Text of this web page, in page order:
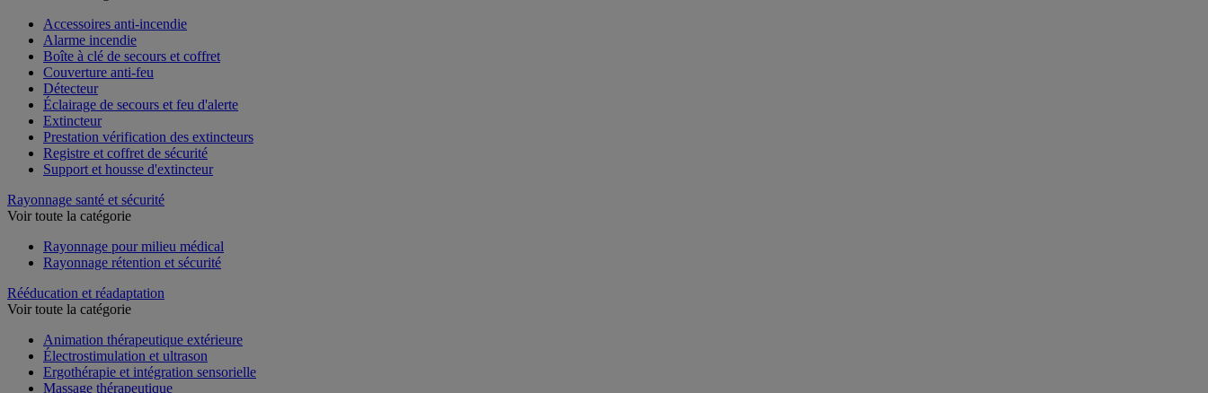
Accessoires anti-incendie
Alarme incendie
Boîte à clé de secours et coffret
Couverture anti-feu
Détecteur
Éclairage de secours et feu d'alerte
Extincteur
Prestation vérification des extincteurs
Registre et coffret de sécurité
Rayonnage santé et sécurité
Rayonnage pour milieu médical
Rééducation et réadaptation
Animation thérapeutique extérieure
Électrostimulation et ultrason
Ergothérapie et intégration sensorielle